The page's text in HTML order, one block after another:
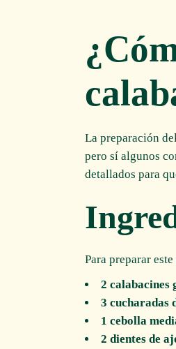
La preparación
pero sí algunos
detallados para
Para preparar
2 calabacines
3 cucharadas
1 cebolla
2 dientes de